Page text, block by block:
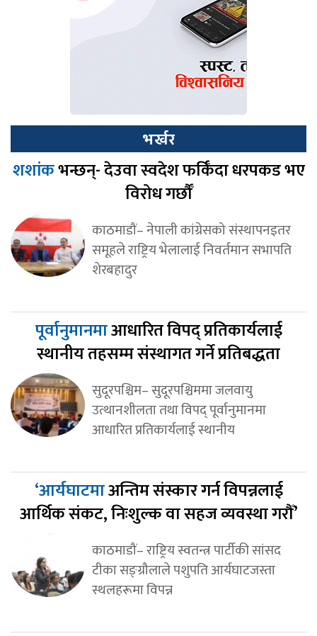
भर्खर
शशांकभन्छन्- देउवा स्वदेश फर्किँदा धरपकड भए
विरोध गर्छौँ
काठमाडौं– नेपाली कांग्रेसको संस्थापनइतर
समूहले राष्ट्रिय भेलालाई निवर्तमान सभापति
शेरबहादुर
पूर्वानुमानमाआधारित विपद् प्रतिकार्यलाई
स्थानीय तहसम्म संस्थागत गर्ने प्रतिबद्धता
सुदूरपश्चिम– सुदूरपश्चिममा जलवायु
उत्थानशीलता तथा विपद् पूर्वानुमानमा
आधारित प्रतिकार्यलाई स्थानीय
‘आर्यघाटमाअन्तिम संस्कार गर्न विपन्नलाई
आर्थिक संकट, निःशुल्क वा सहज व्यवस्था गरौँ’
काठमाडौं– राष्ट्रिय स्वतन्त्र पार्टीकी सांसद
टीका सङ्ग्रौलाले पशुपति आर्यघाटजस्ता
स्थलहरूमा विपन्न